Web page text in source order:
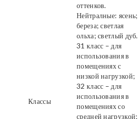
оттенков.
Нейтралные: ясень;
береза; светлая
ольха; светлый дуб.
Классы
31 класс – для
использования в
помещениях с
низкой нагрузкой;
32 класс – для
использования в
помещениях со
средней нагрузкой;